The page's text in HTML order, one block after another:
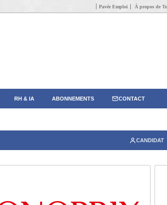
Pavée Emploi À propos de
RH & IA ABONNEMENTS CONTACT
CANDIDAT